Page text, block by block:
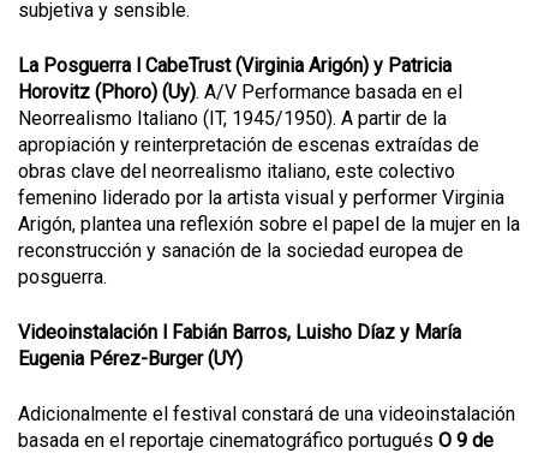
subjetiva y sensible.
La Posguerra l CabeTrust (Virginia Arigón) y Patricia
Horovitz (Phoro) (Uy). A/V Performance basada en el
Neorrealismo Italiano (IT, 1945/1950). A partir de la
apropiación y reinterpretación de escenas extraídas de
obras clave del neorrealismo italiano, este colectivo
femenino liderado por la artista visual y performer Virginia
Arigón, plantea una reflexión sobre el papel de la mujer en la
reconstrucción y sanación de la sociedad europea de
posguerra.
Videoinstalación l Fabián Barros, Luisho Díaz y María
Eugenia Pérez-Burger (UY)
Adicionalmente el festival constará de una videoinstalación
basada en el reportaje cinematográfico portugués O 9 de